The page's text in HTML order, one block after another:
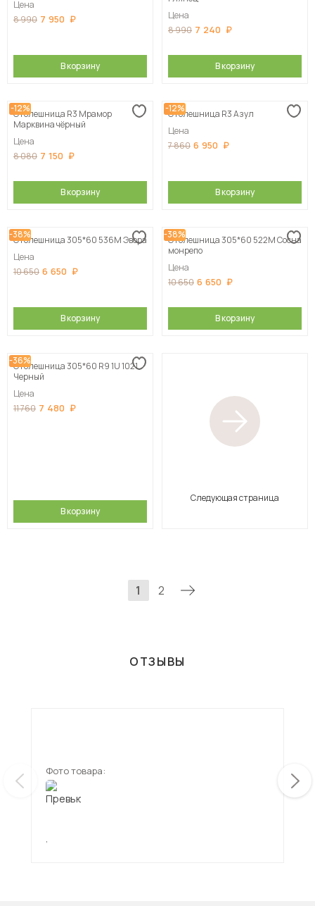
Цена
8 990 7 950
В корзину
Цена
8 990 7 240
В корзину
-12%
Столешница R3 Мрамор
Марквина чёрный
Цена
8 080 7 150
В корзину
-12%
Столешница R3 Азул
Цена
7 860 6 950
В корзину
-38%
Столешница 305*60 536М Эвора
Цена
10 650 6 650
В корзину
-38%
Столешница 305*60 522М Сосна
монрепо
Цена
10 650 6 650
В корзину
-36%
Столешница 305*60 R9 1U 1021
Черный
Цена
11 760 7 480
В корзину
Следующая страница
1 2
ОТЗЫВЫ
Фото товара:
,